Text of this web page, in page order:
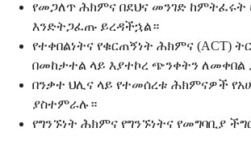
የመጋለጥ ሕክምና በደህና መንገድ ከምትፈሩት
እንድትጋፈጡ ይረዳችኋል።
የተቀበልነትና የቁርጠኝነት ሕክምና (ACT)
በመከታተል ላይ እያተኮረ ጭንቀትን ለመቀበል
በንቃተ ህሊና ላይ የተመሰረቱ ሕክምናዎች
ያስተምራሉ።
የግንኙነት ሕክምና የግንኙነትና የመግባቢያ